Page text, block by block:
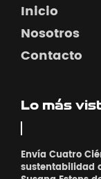
Inicio
Nosotros
Contacto
Lo más
Envía Cuatro
sustentabilidad